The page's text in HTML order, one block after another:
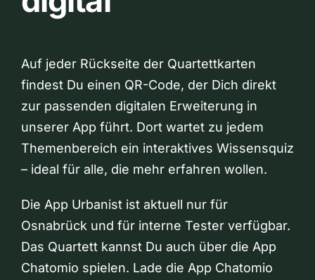
Auf jeder Rückseite der Quartettkarten
findest Du einen QR-Code, der Dich direkt
zur passenden digitalen Erweiterung in
unserer App führt. Dort wartet zu jedem
Themenbereich ein interaktives Wissensquiz
– ideal für alle, die mehr erfahren wollen.
Die App Urbanist ist aktuell nur für
Osnabrück und für interne Tester verfügbar.
Das Quartett kannst Du auch über die App
Chatomio spielen. Lade die App Chatomio